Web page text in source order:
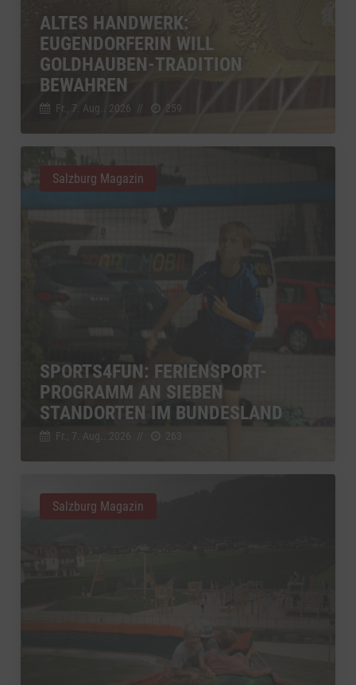
ALTES HANDWERK:
EUGENDORFERIN WILL
GOLDHAUBEN-TRADITION
BEWAHREN
Fr., 7. Aug.. 2026 // 259
SPORTS4FUN: FERIENSPORT-
PROGRAMM AN SIEBEN
STANDORTEN IM BUNDESLAND
Fr., 7. Aug.. 2026 263
Salzburg Magazin
Salzburg Magazin